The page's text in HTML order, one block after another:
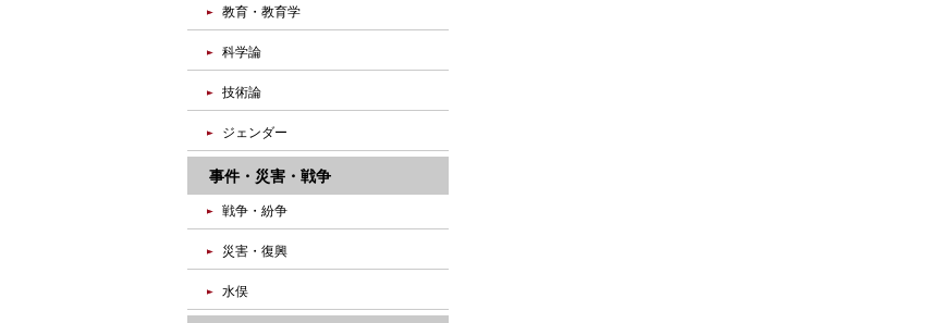
教育・教育学
科学論
技術論
ジェンダー
事件・災害・戦争
戦争・紛争
災害・復興
水俣